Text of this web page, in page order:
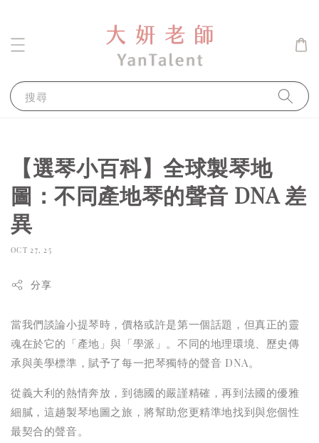
搜尋
【選琴小百科】全球製琴地
圖：不同產地琴的聲音 DNA 差
異
OCT 27, 25
分享
當我們談論小提琴時，價格或許是第一個話題，但真正的靈
魂在於它的「產地」與「學派」。不同的地理環境、歷史傳
承與美學標準，賦予了每一把琴獨特的聲音 DNA。
從義大利的熱情奔放，到德國的嚴謹精確，再到法國的優雅
細膩，這趟製琴地圖之旅，將幫助您更精準地找到與您個性
最契合的聲音。